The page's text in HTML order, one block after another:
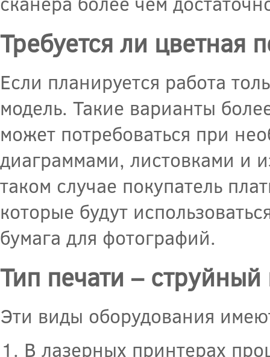
Требуется ли цветная
Если планируется работа
модель. Такие варианты
может потребоваться при
диаграммами, листовками и
таком случае покупатель
которые будут
бумага для фотографий.
Тип печати –
Эти виды оборудования
В лазерных принтерах